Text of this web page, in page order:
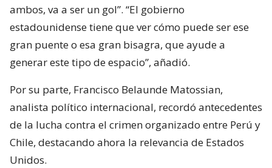
ambos, va a ser un gol”. “El gobierno
estadounidense tiene que ver cómo puede ser ese
gran puente o esa gran bisagra, que ayude a
generar este tipo de espacio”, añadió.
Por su parte, Francisco Belaunde Matossian,
analista político internacional, recordó antecedentes
de la lucha contra el crimen organizado entre Perú y
Chile, destacando ahora la relevancia de Estados
Unidos.